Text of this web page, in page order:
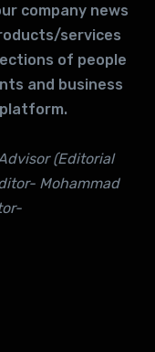
company news
services
of people
and business
(Editorial
Mohammad